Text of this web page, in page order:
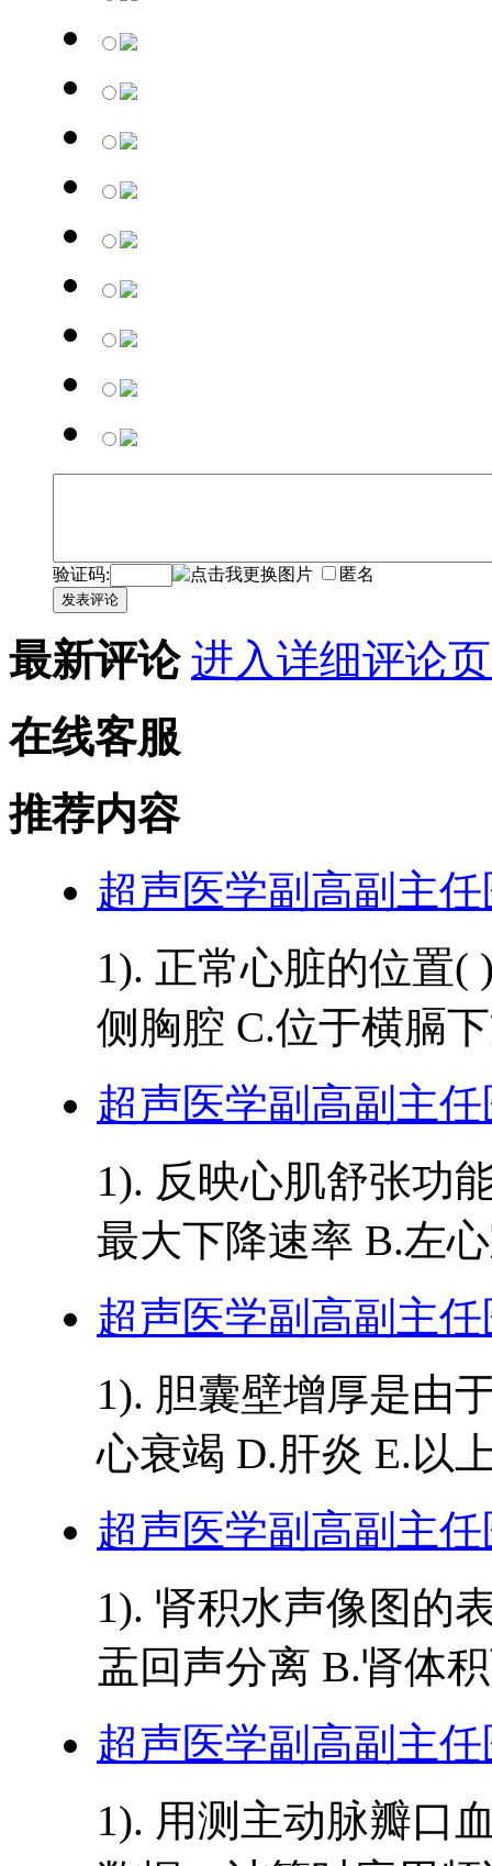
验证码: 匿名
发表评论
最新评论 进入详细评论
在线客服
推荐内容
超声医学副高副主
1). 正常心脏的位置(
侧胸腔 C.位于横膈
超声医学副高副主
1). 反映心肌舒张功
最大下降速率 B.左
超声医学副高副主
1). 胆囊壁增厚是由
心衰竭 D.肝炎 E.以
超声医学副高副主
1). 肾积水声像图的
盂回声分离 B.肾体
超声医学副高副主
1). 用测主动脉瓣口